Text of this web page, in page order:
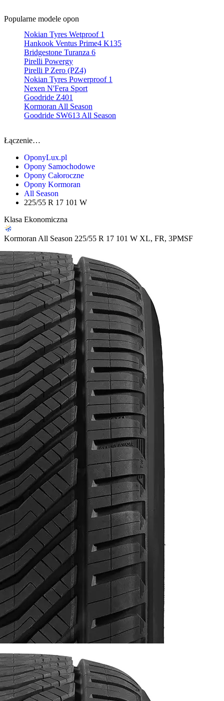
Popularne modele opon
Nokian Tyres Wetproof 1
Hankook Ventus Prime4 K135
Bridgestone Turanza 6
Pirelli Powergy
Pirelli P Zero (PZ4)
Nokian Tyres Powerproof 1
Nexen N'Fera Sport
Goodride Z401
Kormoran All Season
Goodride SW613 All Season
Łączenie…
OponyLux.pl
Opony Samochodowe
Opony Całoroczne
Opony Kormoran
All Season
225/55 R 17 101 W
Klasa Ekonomiczna
Kormoran All Season 225/55 R 17 101 W XL, FR, 3PMSF